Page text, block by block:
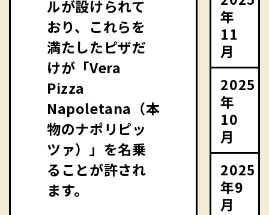
ルが設けられて
おり、これらを
満たしたピザだ
けが「Vera
Pizza
Napoletana（本
物のナポリピッ
ツァ）」を名乗
ることが許され
ます。
年
11
月
2025
年
10
月
2025
年9
月